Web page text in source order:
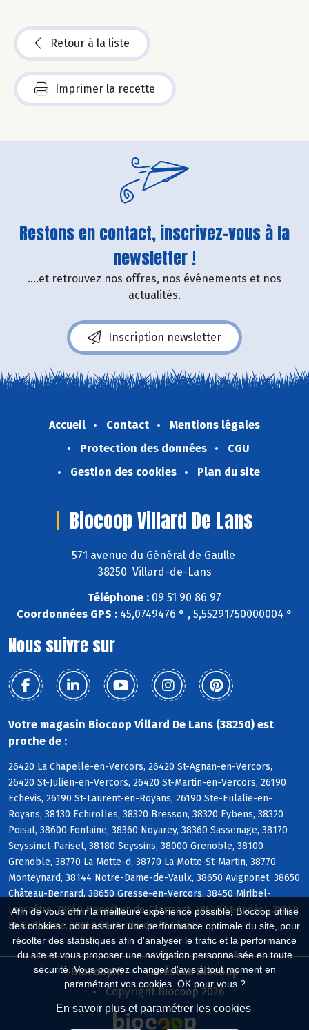
Afin de vous offrir la meilleure expérience possible, Biocoop utilise
des cookies : pour assurer une performance optimale du site, pour
récolter des statistiques afin d'analyser le trafic et la performance
du site et vous proposer une navigation personnalisée en toute
sécurité. Vous pouvez changer d'avis à tout moment en
paramétrant vos cookies. OK pour vous ?
En savoir plus et paramétrer les cookies
Retour à la liste
Imprimer la recette
Restons en contact, inscrivez-vous à la
newsletter !
....et retrouvez nos offres, nos événements et nos
actualités.
Inscription newsletter
Accueil Contact
Mentions légales
Protection des données
CGU
Gestion des cookies
Plan du site
Biocoop Villard De Lans
571 avenue du Général de Gaulle
38250 Villard-de-Lans
Téléphone : 09 51 90 86 97
Coordonnées GPS : 45,0749476 ° , 5,55291750000004 °
Nous suivre sur
Votre magasin Biocoop Villard De Lans (38250) est
proche de :
26420 La Chapelle-en-Vercors, 26420 St-Agnan-en-Vercors,
26420 St-Julien-en-Vercors, 26420 St-Martin-en-Vercors, 26190
Echevis, 26190 St-Laurent-en-Royans, 26190 Ste-Eulalie-en-
Royans, 38130 Echirolles, 38320 Bresson, 38320 Eybens, 38320
Poisat, 38600 Fontaine, 38360 Noyarey, 38360 Sassenage, 38170
Seyssinet-Pariset, 38180 Seyssins, 38000 Grenoble, 38100
Grenoble, 38770 La Motte-d, 38770 La Motte-St-Martin, 38770
Monteynard, 38144 Notre-Dame-de-Vaulx, 38650 Avignonet, 38650
Château-Bernard, 38650 Gresse-en-Vercors, 38450 Miribel-
Lanchâtre, 38650 Monestier-de-Clermont, 38650 St-Andéol, 38650
St-Guillaume, 38650 St-Martin-de-la-Cluze
Biocoop.fr
Le réseau Biocoop
Copyright Biocoop 2026